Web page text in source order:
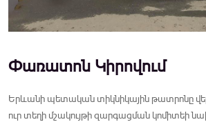
Փառատոն Կիրովում
Երևանի պետական տիկնիկային թատրոնը
ուր տեղի մշակույթի զարգացման կոմիտեի